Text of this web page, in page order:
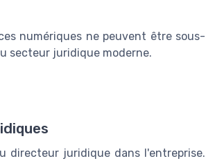
numériques ne peuvent être sous-
secteur juridique moderne.
directeur juridique dans l'entreprise.